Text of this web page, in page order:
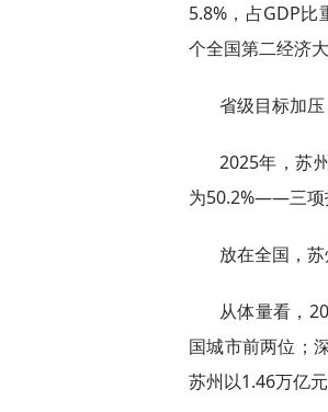
5.8%，占GDP比
个全国第二经济
省级目标加压
2025年，苏
为50.2%——三项
放在全国，苏
从体量看，
国城市前两位；
苏州以1.46万亿